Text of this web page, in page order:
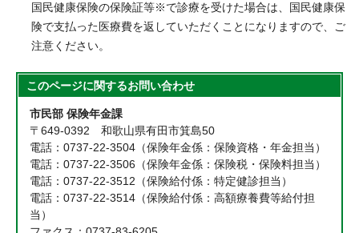
国民健康保険の保険証等※で診療を受けた場合は、国民健康保
険で支払った医療費を返していただくことになりますので、ご
注意ください。
このページに関するお問い合わせ
市民部 保険年金課
〒649-0392 和歌山県有田市箕島50
電話：0737-22-3504（保険年金係：保険資格・年金担当）
電話：0737-22-3506（保険年金係：保険税・保険料担当）
電話：0737-22-3512（保険給付係：特定健診担当）
電話：0737-22-3514（保険給付係：高額療養費等給付担
当）